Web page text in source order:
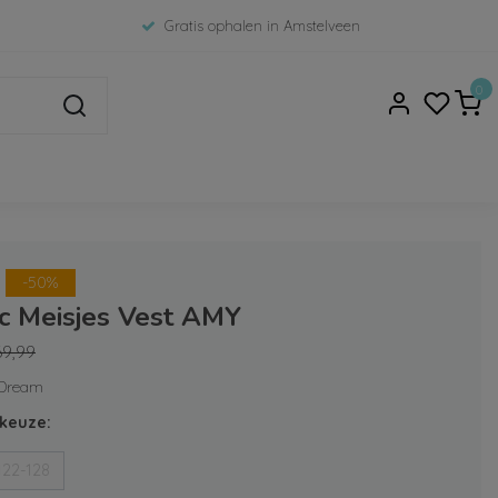
Gratis ophalen in Amstelveen
0
-50%
Meisjes Vest AMY